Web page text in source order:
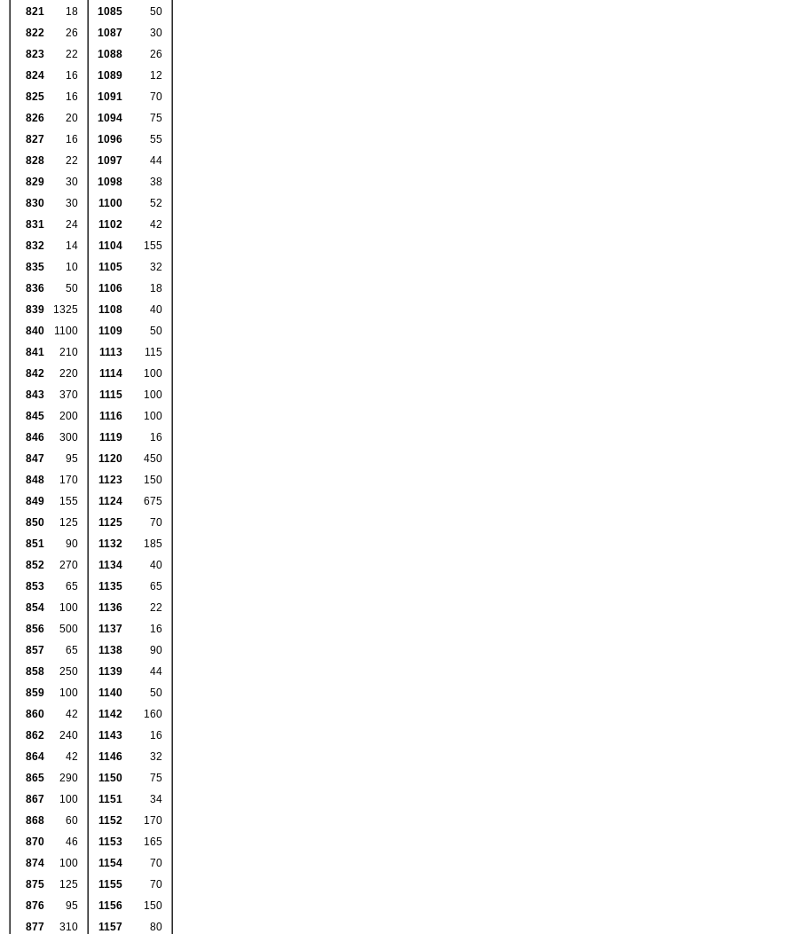
821
18
822
26
823
22
824
16
825
16
826
20
827
16
828
22
829
30
830
30
831
24
832
14
835
10
836
50
839
1325
840
1100
841
210
842
220
843
370
845
200
846
300
847
95
848
170
849
155
850
125
851
90
852
270
853
65
854
100
856
500
857
65
858
250
859
100
860
42
862
240
864
42
865
290
867
100
868
60
870
46
874
100
875
125
876
95
877
310
1085
50
1087
30
1088
26
1089
12
1091
70
1094
75
1096
55
1097
44
1098
38
1100
52
1102
42
1104
155
1105
32
1106
18
1108
40
1109
50
1113
115
1114
100
1115
100
1116
100
1119
16
1120
450
1123
150
1124
675
1125
70
1132
185
1134
40
1135
65
1136
22
1137
16
1138
90
1139
44
1140
50
1142
160
1143
16
1146
32
1150
75
1151
34
1152
170
1153
165
1154
70
1155
70
1156
150
1157
80